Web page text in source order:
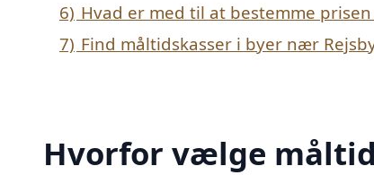
6) Hvad er med til at bestemme
7) Find måltidskasser i byer nær
Hvorfor vælge